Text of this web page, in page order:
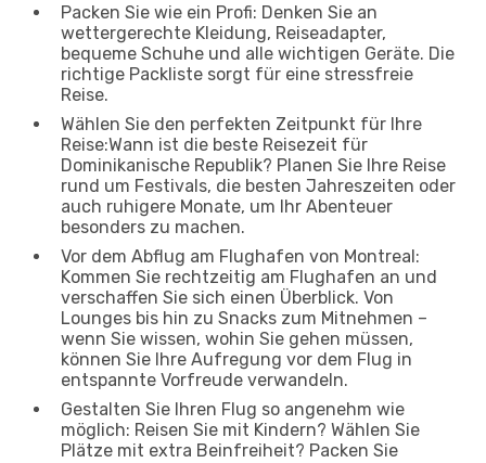
Packen Sie wie ein Profi: Denken Sie an
wettergerechte Kleidung, Reiseadapter,
bequeme Schuhe und alle wichtigen Geräte. Die
richtige Packliste sorgt für eine stressfreie
Reise.
Wählen Sie den perfekten Zeitpunkt für Ihre
Reise:Wann ist die beste Reisezeit für
Dominikanische Republik? Planen Sie Ihre Reise
rund um Festivals, die besten Jahreszeiten oder
auch ruhigere Monate, um Ihr Abenteuer
besonders zu machen.
Vor dem Abflug am Flughafen von Montreal:
Kommen Sie rechtzeitig am Flughafen an und
verschaffen Sie sich einen Überblick. Von
Lounges bis hin zu Snacks zum Mitnehmen –
wenn Sie wissen, wohin Sie gehen müssen,
können Sie Ihre Aufregung vor dem Flug in
entspannte Vorfreude verwandeln.
Gestalten Sie Ihren Flug so angenehm wie
möglich: Reisen Sie mit Kindern? Wählen Sie
Plätze mit extra Beinfreiheit? Packen Sie